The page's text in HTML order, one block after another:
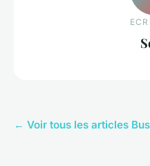
← Voir tous les articles